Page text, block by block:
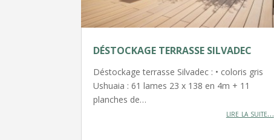
DÉSTOCKAGE TERRASSE SILVADEC
Déstockage terrasse Silvadec : • coloris gris
Ushuaia : 61 lames 23 x 138 en 4m + 11
planches de…
lire la suite…